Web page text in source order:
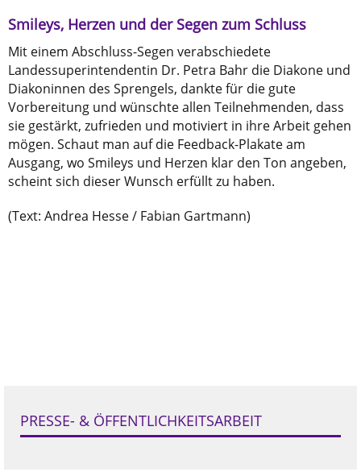
Smileys, Herzen und der Segen zum Schluss
Mit einem Abschluss-Segen verabschiedete
Landessuperintendentin Dr. Petra Bahr die Diakone und
Diakoninnen des Sprengels, dankte für die gute
Vorbereitung und wünschte allen Teilnehmenden, dass
sie gestärkt, zufrieden und motiviert in ihre Arbeit gehen
mögen. Schaut man auf die Feedback-Plakate am
Ausgang, wo Smileys und Herzen klar den Ton angeben,
scheint sich dieser Wunsch erfüllt zu haben.
(Text: Andrea Hesse / Fabian Gartmann)
PRESSE- & ÖFFENTLICHKEITSARBEIT